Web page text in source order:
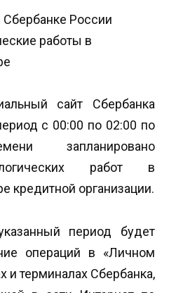
сайт Сбербанка
с 00:00 по 02:00 по
запланировано
работ в
кредитной организации.
период будет
операций в «Личном
и терминалах Сбербанка,